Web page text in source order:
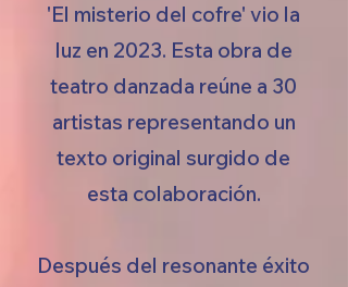
'El misterio del cofre' vio la
luz en 2023. Esta obra de
teatro danzada reúne a 30
artistas representando un
texto original surgido de
esta colaboración.
Después del resonante éxito